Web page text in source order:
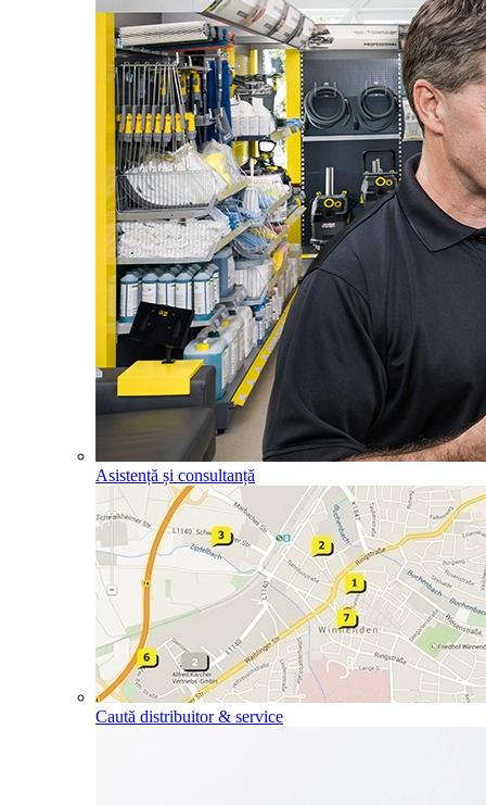
Asistență și consultanță
Caută distribuitor & service